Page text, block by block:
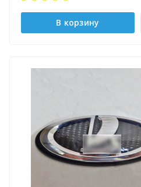
В корзину